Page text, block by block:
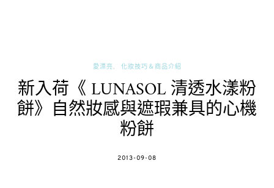
愛漂亮 化妝技巧＆商品介紹
新入荷《 LUNASOL 清透水漾粉
餅》自然妝感與遮瑕兼具的心機
粉餅
POSTED
2013-09-08